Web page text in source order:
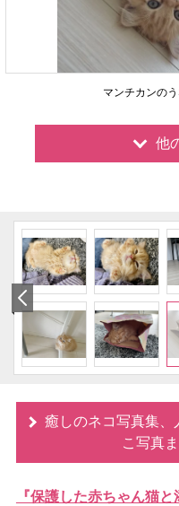
マンチカンの
他
癒しのネコ写真集
こ写真
『保護した赤ちゃん猫